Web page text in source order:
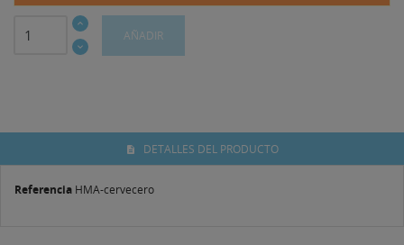
AÑADIR
DETALLES DEL PRODUCTO
Referencia HMA-cervecero